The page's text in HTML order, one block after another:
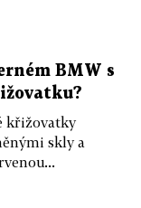
BMW s
křižovatky
skly a